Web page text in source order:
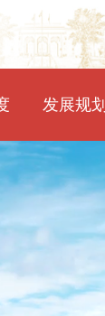
发展规划